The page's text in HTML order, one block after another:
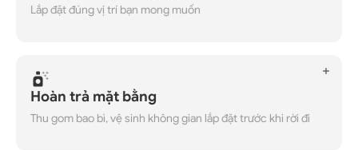
Lắp đặt đúng vị trí bạn mong muốn
Hoàn trả mặt bằng
Thu gom bao bì, vệ sinh không gian lắp đặt trước khi rời đi